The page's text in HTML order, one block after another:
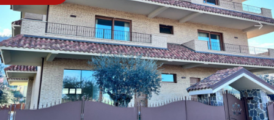
SERVIZI
VENDITA
AFFITTI
Vendita
Affitto
Scegli
dove